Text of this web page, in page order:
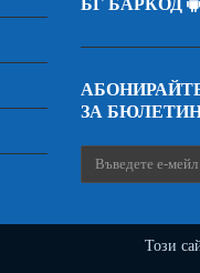
Този
БГ БАРКОД
ЗА